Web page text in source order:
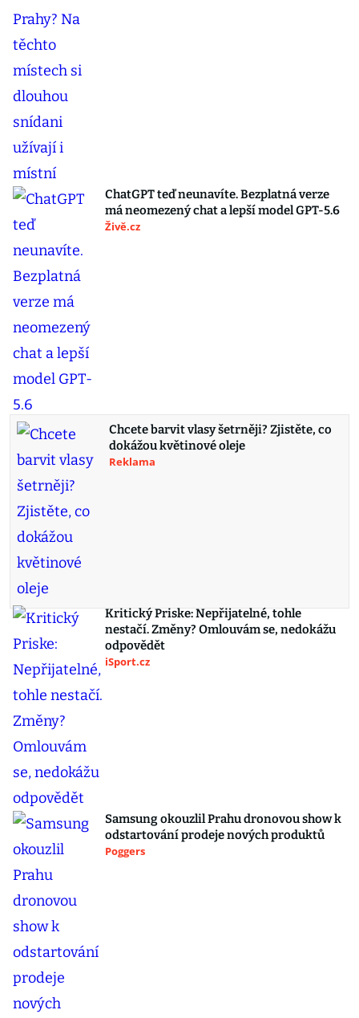
ChatGPT teď neunavíte. Bezplatná verze
má neomezený chat a lepší model GPT-5.6
Živě.cz
Chcete barvit vlasy šetrněji? Zjistěte, co
dokážou květinové oleje
Reklama
Kritický Priske: Nepřijatelné, tohle
nestačí. Změny? Omlouvám se, nedokážu
odpovědět
iSport.cz
Samsung okouzlil Prahu dronovou show k
odstartování prodeje nových produktů
Poggers